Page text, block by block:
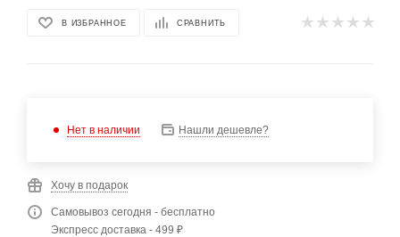
В ИЗБРАННОЕ СРАВНИТЬ
Нет в наличии Нашли дешевле?
Хочу в подарок
Самовывоз сегодня - бесплатно
Экспресс доставка - 499 ₽